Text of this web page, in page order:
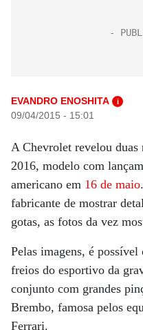
EVANDRO ENOSHITA i
09/04/2015 - 15:01
A Chevrolet revelou duas
2016, modelo com
americano em 16 de maio
fabricante de mostrar
gotas, as fotos da vez
Pelas imagens, é
freios do esportivo da
conjunto com grandes
Brembo, famosa pelos
Ferrari.